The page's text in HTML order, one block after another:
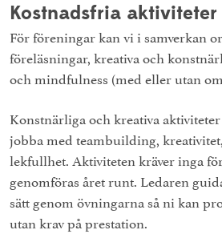
Kostnadsfria aktiviteter
För föreningar kan vi i samverkan
föreläsningar, kreativa och
och mindfulness (med eller utan
Konstnärliga och kreativa
jobba med teambuilding,
lekfullhet. Aktiviteten kräver inga
genomföras året runt. Ledaren
sätt genom övningarna så ni kan
utan krav på prestation.